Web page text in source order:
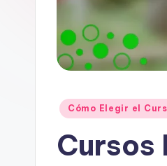
Posted
Cómo Elegir el
Cursos